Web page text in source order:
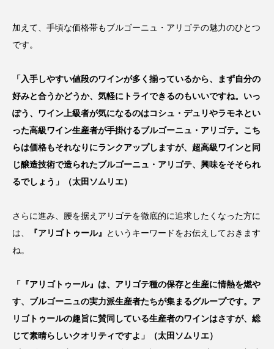
加えて、手頃な価格帯もブルゴーニュ・アリゴテの魅力のひとつ
です。
「入手しやすい値段のワインが多く揃っているから、まず自分の
好みと合うかどうか、気軽にトライできるのもいいですね。いっ
ぽう、ワイン上級者が気になるのはコシュ・デュリやラモネとい
った高級ワイン生産者が手掛けるブルゴーニュ・アリゴテ。こち
らは価格もそれなりにランクアップしますが、超高級ワインと同
じ醸造技術で造られたブルゴーニュ・アリゴテ、興味をそそられ
るでしょう」（太田ソムリエ）
さらに進み、腰を据えアリゴテを徹底的に追求したくなった方に
は、
『アリゴトゥール』
というキーワードをお伝えしておきます
ね。
「『アリゴトゥール』は、アリゴテ種の保存と生産に情熱を燃や
す、ブルゴーニュの実力派生産者たちが集まるグループです。ア
リゴトゥールの趣旨に賛同している生産者のワインはさすが、総
じて素晴らしいクオリティですよ」（太田ソムリエ）